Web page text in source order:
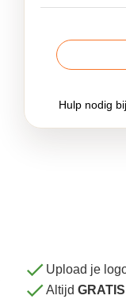
Hulp nodig
Upload je
Altijd GRATIS